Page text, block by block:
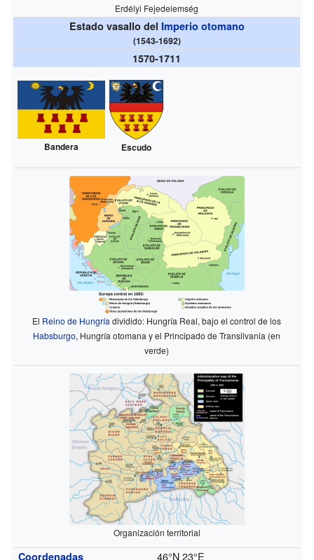
Erdélyi Fejedelemség
Estado vasallo del Imperio otomano
(1543-1692)
1570-1711
Bandera Escudo
El Reino de Hungría dividido: Hungría Real, bajo el control de los
Habsburgo, Hungría otomana y el Principado de Transilvania (en
verde)
Organización territorial
Coordenadas 46°N 23°E